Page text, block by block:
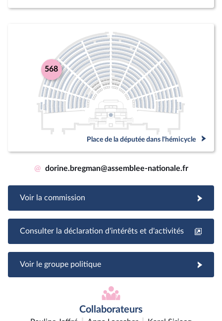
568
Place de la députée dans l'hémicycle
@ dorine.bregman@assemblee-nationale.fr
Voir la commission
Consulter la déclaration d'intérêts et d'activités
Voir le groupe politique
Collaborateurs